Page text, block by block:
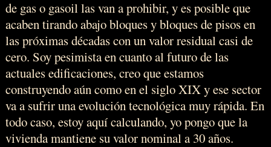
de gas o gasoil las van a prohibir, y es posible que
acaben tirando abajo bloques y bloques de pisos en
las próximas décadas con un valor residual casi de
cero. Soy pesimista en cuanto al futuro de las
actuales edificaciones, creo que estamos
construyendo aún como en el siglo XIX y ese sector
va a sufrir una evolución tecnológica muy rápida. En
todo caso, estoy aquí calculando, yo pongo que la
vivienda mantiene su valor nominal a 30 años.